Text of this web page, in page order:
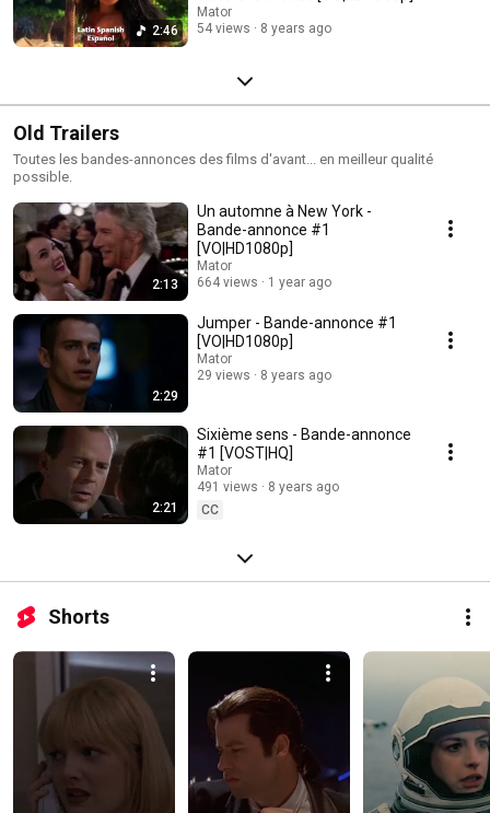
2:46
Mator
54 views
8 years ago
Old Trailers
Toutes les bandes-annonces des films d'avant... en meilleur qualité
possible.
2:13
Un automne à New York -
Bande-annonce #1
[VO|HD1080p]
Mator
664 views
1 year ago
2:29
Jumper - Bande-annonce #1
[VO|HD1080p]
Mator
29 views
8 years ago
2:21
Sixième sens - Bande-annonce
#1 [VOST|HQ]
Mator
491 views
8 years ago
CC
Shorts